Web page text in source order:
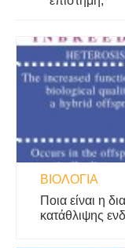
ΒΙΟΛΟΓΊΑ
Ποια είναι η
κατάθλιψης